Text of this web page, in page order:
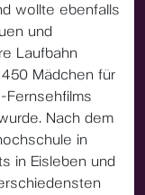
wollte ebenfalls
und
Laufbahn
Mädchen für
Fernsehfilms
Nach dem
in
in Eisleben und